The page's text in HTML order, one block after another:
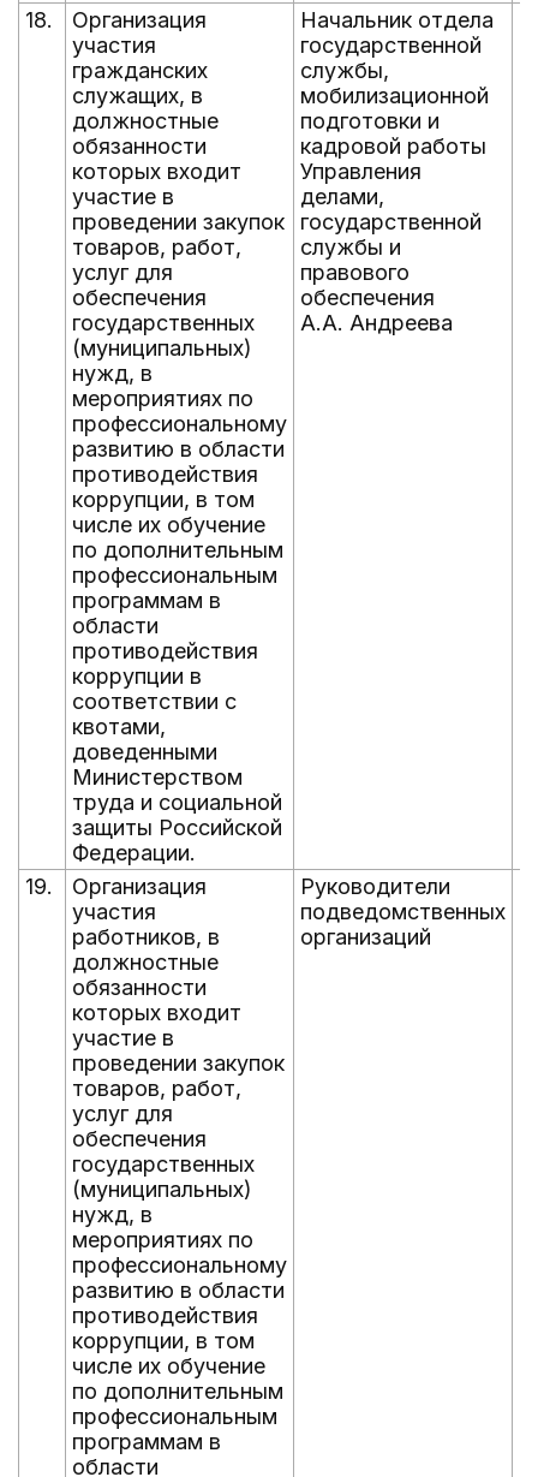
18.
Организация
участия
гражданских
служащих, в
должностные
обязанности
которых входит
участие в
проведении закупок
товаров, работ,
услуг для
обеспечения
государственных
(муниципальных)
нужд, в
мероприятиях по
профессиональному
развитию в области
противодействия
коррупции, в том
числе их обучение
по дополнительным
профессиональным
программам в
области
противодействия
коррупции в
соответствии с
квотами,
доведенными
Министерством
труда и социальной
защиты Российской
Федерации.
Начальник отдела
государственной
службы,
мобилизационной
подготовки и
кадровой работы
Управления
делами,
государственной
службы и
правового
обеспечения
А.А. Андреева
19.
Организация
участия
работников, в
должностные
обязанности
которых входит
участие в
проведении закупок
товаров, работ,
услуг для
обеспечения
государственных
(муниципальных)
нужд, в
мероприятиях по
профессиональному
развитию в области
противодействия
коррупции, в том
числе их обучение
по дополнительным
профессиональным
программам в
области
Руководители
подведомственных
организаций